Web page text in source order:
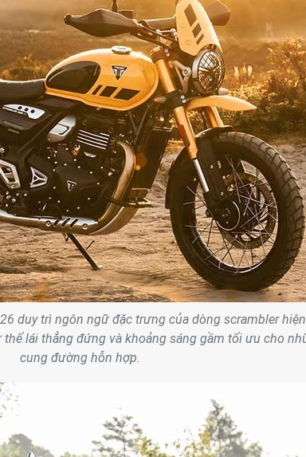
duy trì ngôn ngữ đặc trưng của dòng scrambler
lái thẳng đứng và khoảng sáng gầm tối ưu cho
cung đường hỗn hợp.